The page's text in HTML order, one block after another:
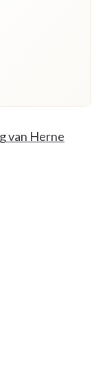
van Herne